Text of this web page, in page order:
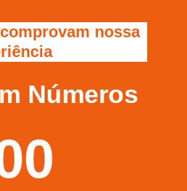
nossa
Números